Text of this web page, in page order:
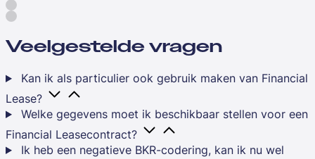
Veelgestelde vragen
Kan ik als particulier ook gebruik maken van Financial
Lease?
Welke gegevens moet ik beschikbaar stellen voor een
Financial Leasecontract?
Ik heb een negatieve BKR-codering, kan ik nu wel